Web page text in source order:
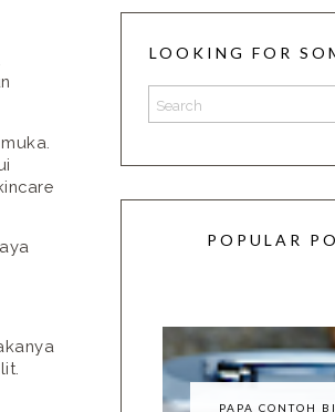
LOOKING FOR
POPULAR
PAPA CONTOH